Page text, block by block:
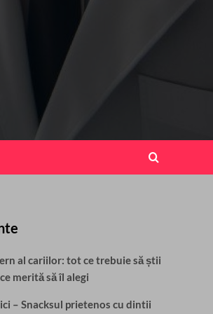
al cariilor: tot ce trebuie să știi
merită să îl alegi
– Snacksul prietenos cu dintii